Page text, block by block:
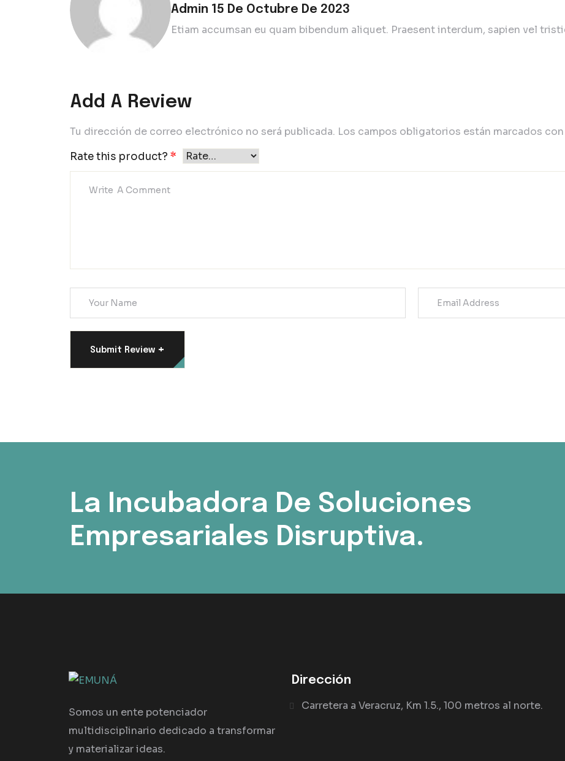
Admin 15 De Octubre De 2023
Etiam accumsan eu quam bibendum aliquet. Praesent interdum, sapien vel
Add A Review
Tu dirección de correo electrónico no será publicada. Los campos obligatorios están marcados con
Rate this product? *
Submit Review +
La Incubadora De Soluciones
Empresariales Disruptiva.
Somos un ente potenciador
multidisciplinario dedicado a transformar
y materializar ideas.
Dirección
Carretera a Veracruz, Km 1.5., 100 metros al norte.